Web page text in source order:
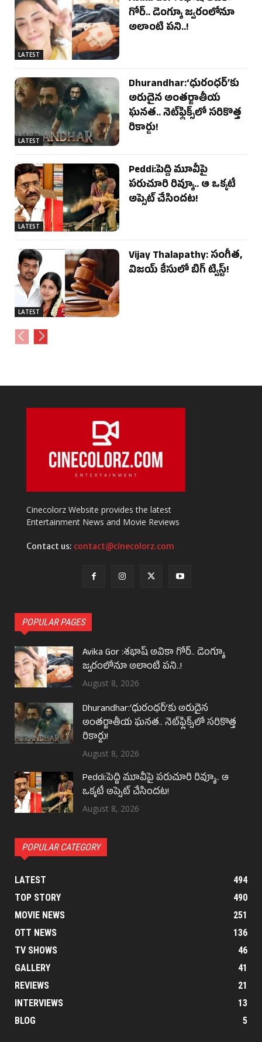
LATEST
గోర్‌.. డెంగ్యూ జ్వరంలోనూ
అలాంటి పని..!
LATEST
Dhurandhar:‘ధురంధర్’కు
అరుదైన అంతర్జాతీయ
ఘనత.. నెట్‌ఫ్లిక్స్‌లో సరికొత్త
రికార్డు!
LATEST
Peddi:పెద్ది మూవీపై
పరుచూరి రివ్యూ.. ఆ ఒక్కటే
అప్సెట్ చేసిందట!
LATEST
Vijay Thalapathy: సంగీత,
విజయ్ కేసులో బిగ్ ట్విస్ట్!
Cinecolorz Website provides the latest
Entertainment News and Movie Reviews
Contact us: contact@cinecolorz.com
POPULAR PAGES
Avika Gor :శభాష్ అవికా గోర్‌.. డెంగ్యూ
జ్వరంలోనూ అలాంటి పని..!
August 8, 2026
Dhurandhar:‘ధురంధర్’కు అరుదైన
అంతర్జాతీయ ఘనత.. నెట్‌ఫ్లిక్స్‌లో సరికొత్త
రికార్డు!
August 8, 2026
Peddi:పెద్ది మూవీపై పరుచూరి రివ్యూ.. ఆ
ఒక్కటే అప్సెట్ చేసిందట!
August 8, 2026
POPULAR CATEGORY
LATEST
494
TOP STORY
490
MOVIE NEWS
251
OTT NEWS
136
TV SHOWS
46
GALLERY
41
REVIEWS
21
INTERVIEWS
13
BLOG
5